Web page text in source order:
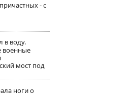
- с
в воду.
военные
мост под
ноги о